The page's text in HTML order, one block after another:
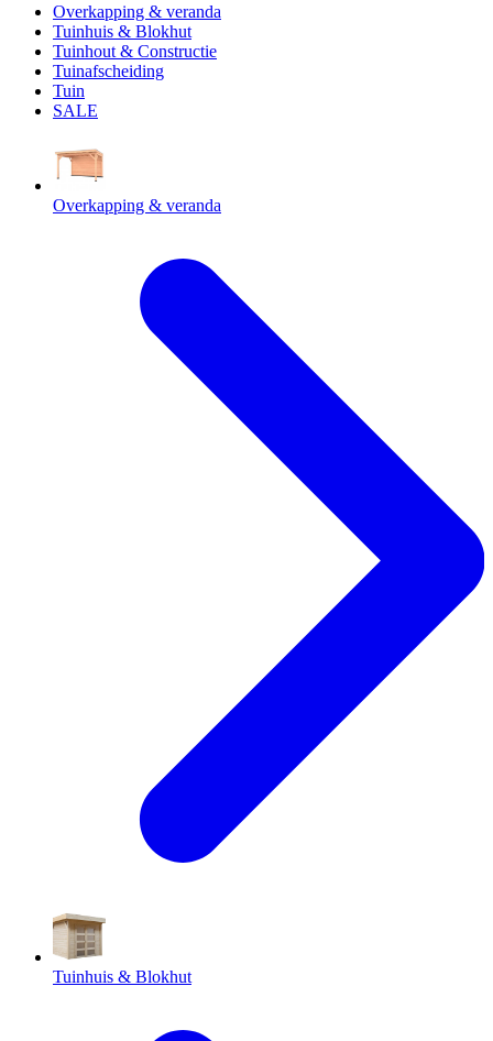
Overkapping & veranda
Tuinhuis & Blokhut
Tuinhout & Constructie
Tuinafscheiding
Tuin
SALE
Overkapping & veranda
Tuinhuis & Blokhut